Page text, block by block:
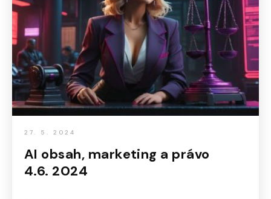
27. 5. 2024
AI obsah, marketing a právo
4.6. 2024